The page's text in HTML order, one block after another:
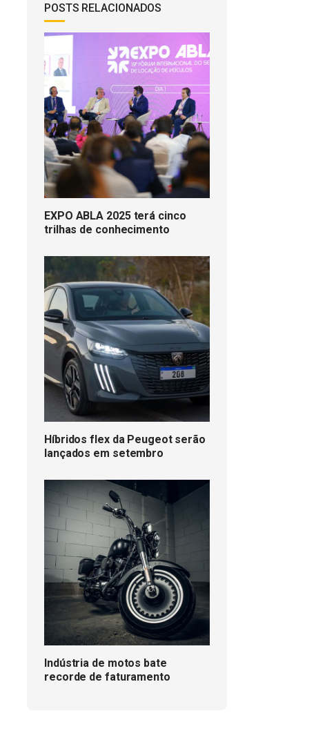
POSTS RELACIONADOS
EXPO ABLA 2025 terá cinco
trilhas de conhecimento
Híbridos flex da Peugeot serão
lançados em setembro
Indústria de motos bate
recorde de faturamento